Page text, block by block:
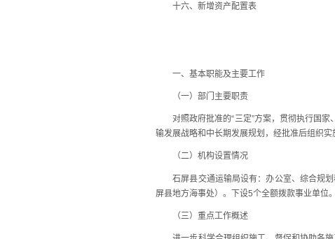
十六、新增资产配置表
一、基本职能及主要工作
（一）部门主要职责
对照政府批准的“三定”方案，贯彻执行国家
输发展战略和中长期发展规划，经批准后组织实
（二）机构设置情况
石屏县交通运输局设有：办公室、综合规划
屏县地方海事处）。下设5个全额拨款事业单位。
（三）重点工作概述